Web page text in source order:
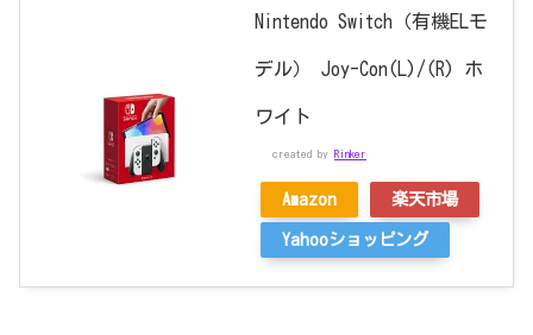
Nintendo Switch（有機ELモ
デル） Joy-Con(L)/(R) ホ
ワイト
created by Rinker
Amazon 楽天市場
Yahooショッピング